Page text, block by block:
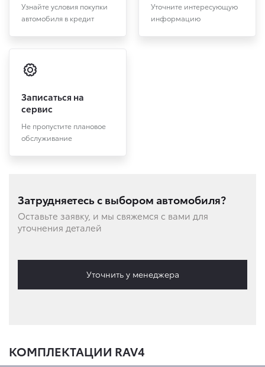
Узнайте условия покупки
автомобиля в кредит
Уточните интересующую
информацию
Записаться на
сервис
Не пропустите плановое
обслуживание
Затрудняетесь с выбором автомобиля?
Оставьте заявку, и мы свяжемся с вами для
уточнения деталей
Уточнить у менеджера
КОМПЛЕКТАЦИИ RAV4